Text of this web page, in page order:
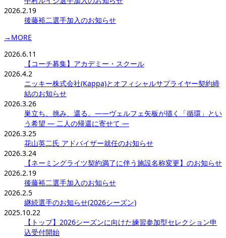
2026.2.19
後藤裕二選手加入のお知らせ
→MORE
2026.6.11
【コーチ募集】アカデミー・スクール
2026.4.2
ニッキー株式会社(Kappa)とオフィシャルサプライヤー契約締
結のお知らせ
2026.3.26
巣立ち、挑み、還る。——ヴェルフェ矢板が描く「循環」とい
う希望 ― 二人の帰還に寄せて ―
2026.3.25
花山英二氏 アドバイザー就任のお知らせ
2026.3.24
【ネーミングライツ契約満了に伴う施設名称変更】のお知らせ
2026.2.19
後藤裕二選手加入のお知らせ
2026.2.5
継続選手のお知らせ(2026シーズン)
2025.10.22
【トップ】2026シーズンに向けた練習参加型セレクション申
込受付開始